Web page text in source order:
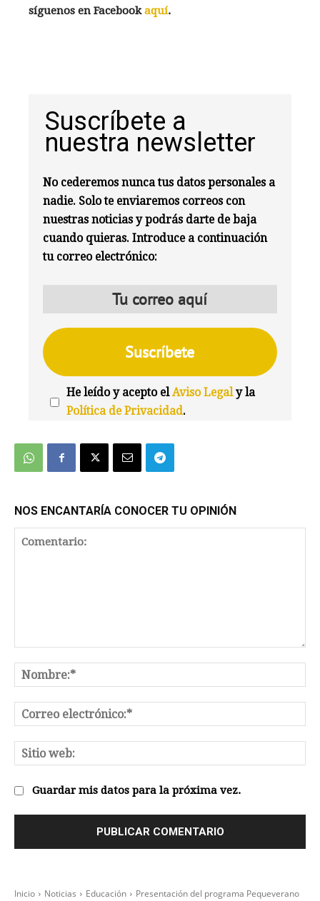
síguenos en Facebookaquí.
Suscríbete a
nuestra newsletter
No cederemos nunca tus datos personales a
nadie. Solo te enviaremos correos con
nuestras noticias y podrás darte de baja
cuando quieras. Introduce a continuación
tu correo electrónico:
He leído y acepto elAviso Legaly la
Política de Privacidad.
NOS ENCANTARÍA CONOCER TU OPINIÓN
Guardar mis datos para la próxima vez.